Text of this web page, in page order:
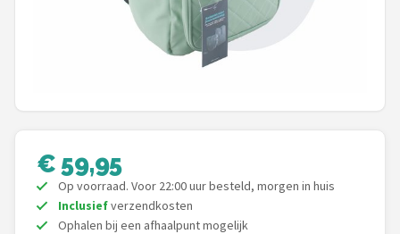
New Looxs
BBB Cycling
Schwalbe
€ 59,95
Op voorraad. Voor 22:00 uur besteld, morgen in huis
Inclusiefverzendkosten
Ophalen bij een afhaalpunt mogelijk